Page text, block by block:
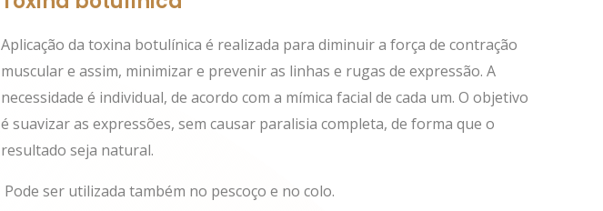
Aplicação da toxina botulínica é realizada para diminuir a força de contração
muscular e assim, minimizar e prevenir as linhas e rugas de expressão. A
necessidade é individual, de acordo com a mímica facial de cada um. O objetivo
é suavizar as expressões, sem causar paralisia completa, de forma que o
resultado seja natural.
Pode ser utilizada também no pescoço e no colo.